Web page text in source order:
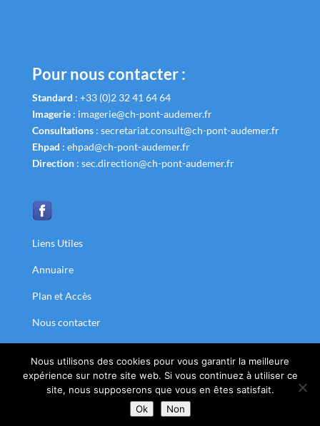
Pour nous contacter :
Standard : +33 (0)2 32 41 64 64
Imagerie: imagerie@ch-pont-audemer.fr
Consultations: secretariat.consult@ch-pont-audemer.fr
Ehpad : ehpad@ch-pont-audemer.fr
Direction: sec.direction@ch-pont-audemer.fr
Liens Utiles
Annuaire
Plan et Accès
Nous contacter
Tous droits réservés : Centre Hospitalier de la Risle |Mentions légales
|Conditions générales| Données personnelles|Agence Web:
Liziweb
Nous utilisons des cookies pour vous garantir la meilleure
expérience sur notre site web. Si vous continuez à utiliser ce
site, nous supposerons que vous en êtes satisfait.
Ok
Non